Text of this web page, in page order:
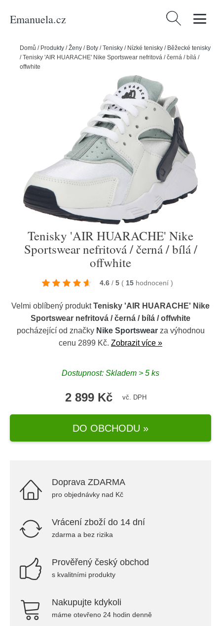
Emanuela.cz Vyhledávání
Domů / Produkty /Ženy / Boty /Tenisky / Nízké tenisky / Běžecké tenisky
/Tenisky 'AIR HUARACHE' Nike Sportswear nefritová / černá / bílá /
offwhite
Tenisky 'AIR HUARACHE' Nike
Sportswear nefritová / černá / bílá /
offwhite
4.6 / 5 ( 15 hodnocení )
Velmi oblíbený produktTenisky 'AIR HUARACHE' Nike
Sportswear nefritová / černá / bílá / offwhite
pocházející od značky Nike Sportswearza výhodnou
cenu 2899 Kč. Zobrazit více »
Dostupnost: Skladem > 5 ks
2 899 Kč vč. DPH
DO OBCHODU »
Doprava ZDARMA
pro objednávky nad Kč
Vrácení zboží do 14 dní
zdarma a bez rizika
Prověřený český obchod
s kvalitními produkty
Nakupujte kdykoli
máme otevřeno 24 hodin denně